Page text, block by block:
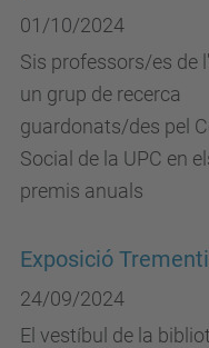
01/10/2024
Sis professors/es de
un grup de recerca
guardonats/des pel
Social de la UPC en
premis anuals
Exposició
24/09/2024
El vestíbul de la